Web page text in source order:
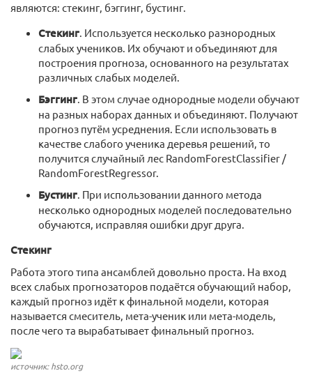
являются: стекинг, бэггинг, бустинг.
Стекинг. Используется несколько разнородных
слабых учеников. Их обучают и объединяют для
построения прогноза, основанного на результатах
различных слабых моделей.
Бэггинг. В этом случае однородные модели обучают
на разных наборах данных и объединяют. Получают
прогноз путём усреднения. Если использовать в
качестве слабого ученика деревья решений, то
получится случайный лес RandomForestClassifier /
RandomForestRegressor.
Бустинг. При использовании данного метода
несколько однородных моделей последовательно
обучаются, исправляя ошибки друг друга.
Стекинг
Работа этого типа ансамблей довольно проста. На вход
всех слабых прогнозаторов подаётся обучающий набор,
каждый прогноз идёт к финальной модели, которая
называется смеситель, мета-ученик или мета-модель,
после чего та вырабатывает финальный прогноз.
источник: hsto.org